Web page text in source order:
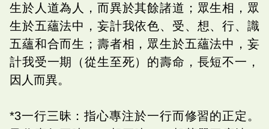
生於人道為人，而異於其餘諸道；眾生相，眾
生於五蘊法中，妄計我依色、受、想、行、識
五蘊和合而生；壽者相，眾生於五蘊法中，妄
計我受一期（從生至死）的壽命，長短不一，
因人而異。
*3一行三昧：指心專注於一行而修習的正定。